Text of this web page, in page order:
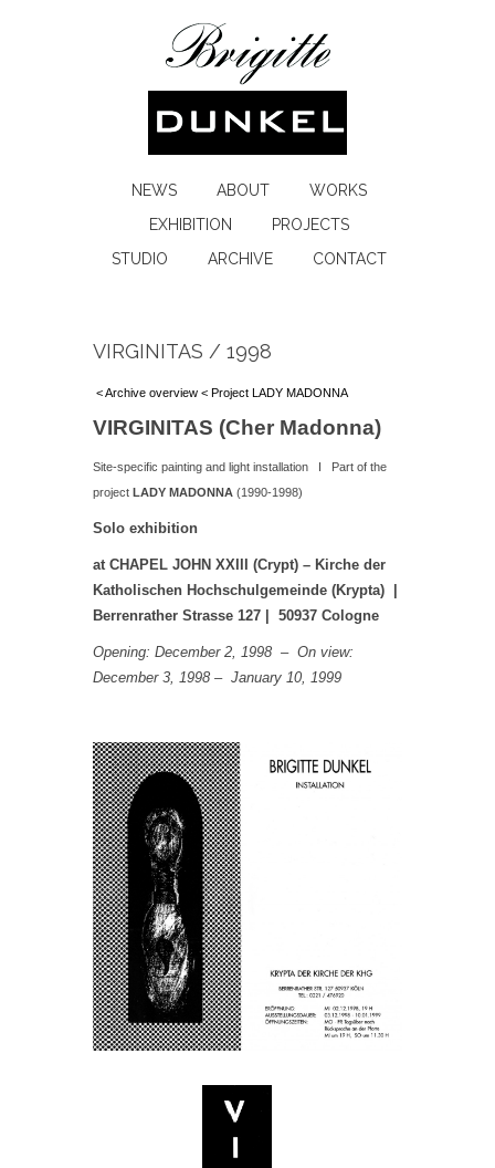
NEWS ABOUT
WORKS
EXHIBITION
PROJECTS
STUDIO
ARCHIVE CONTACT
VIRGINITAS / 1998
< Archive overview < Project LADY MADONNA
VIRGINITAS (Cher Madonna)
Site-specific painting and light installation I Part of the
project LADY MADONNA (1990-1998)
Solo exhibition
at CHAPEL JOHN XXIII (Crypt) – Kirche der
Katholischen Hochschulgemeinde (Krypta) |
Berrenrather Strasse 127 | 50937 Cologne
Opening: December 2, 1998 – On view:
December 3, 1998 – January 10, 1999